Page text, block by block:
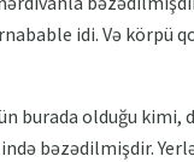
idi. Və körpü
burada olduğu kimi,
bəzədilmişdir.